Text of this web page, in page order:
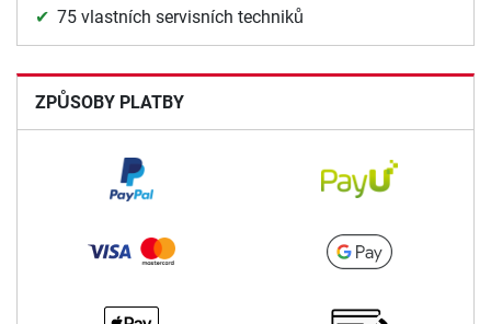
75 vlastních servisních techniků
ZPŮSOBY PLATBY